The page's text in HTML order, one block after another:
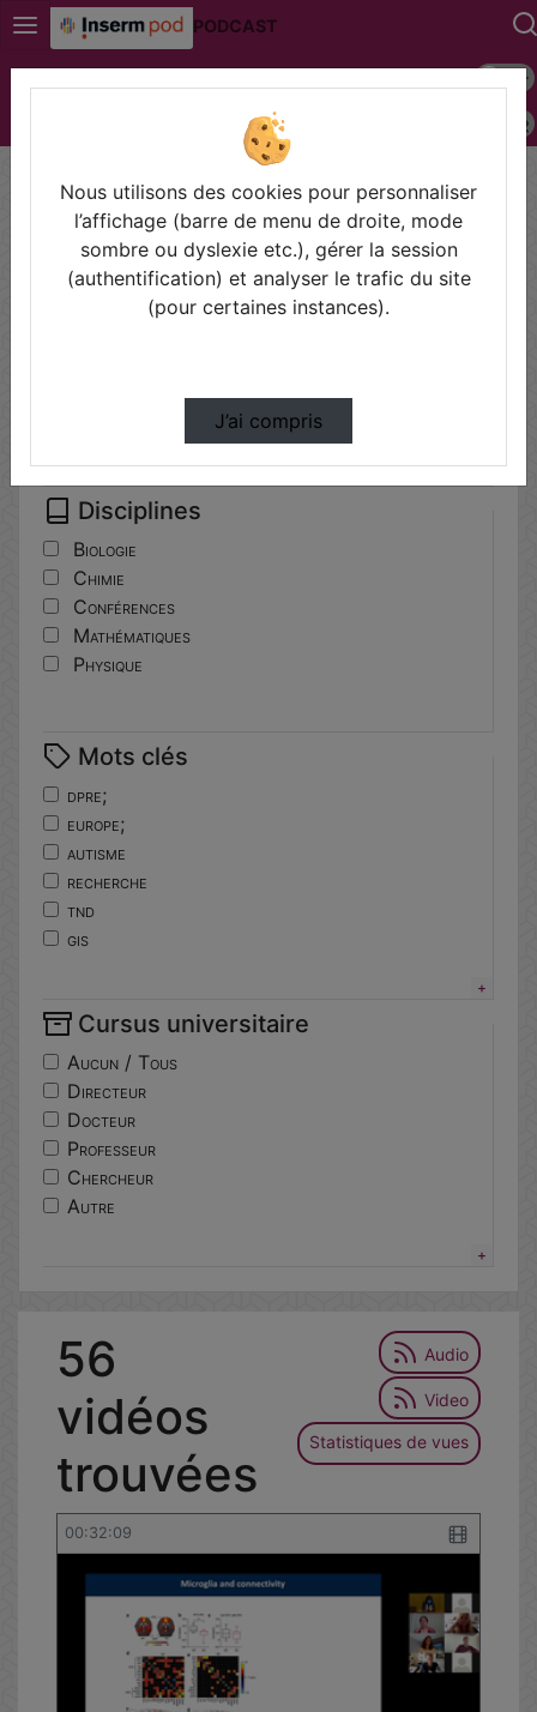
PODCAST
Mode
Police
56
vidéos
trouvées
Audio
Video
Statistiques de vues
00:32:09
Filtres
Types
Autre
Disciplines
Biologie
Chimie
Conférences
Mathématiques
Physique
Mots clés
dpre;
europe;
autisme
recherche
tnd
gis
neuro-developpement
translationnelle
centres
lorier
excellence
ethique
responsable
environnementale
Cursus universitaire
Aucun / Tous
Directeur
Docteur
Professeur
Chercheur
Autre
Nous utilisons des cookies pour personnaliser
l’affichage (barre de menu de droite, mode
sombre ou dyslexie etc.), gérer la session
(authentification) et analyser le trafic du site
(pour certaines instances).
J’ai compris